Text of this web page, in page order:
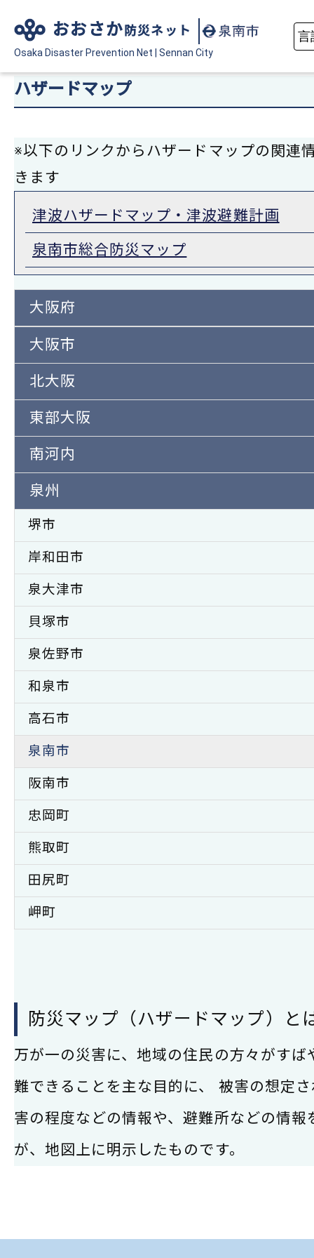
おおさか 防災ネット
Osaka Disaster Prevention Net Sennan City
ハザードマップ
※以下のリンクからハザードマップの関連
きます
津波ハザードマップ・津波避難計画
泉南市総合防災マップ
大阪府
大阪市
北大阪
東部大阪
南河内
泉州
堺市
岸和田市
泉大津市
貝塚市
泉佐野市
和泉市
高石市
泉南市
阪南市
忠岡町
熊取町
田尻町
岬町
防災マップ（ハザードマップ）と
万が一の災害に、地域の住民の方々がすば
難できることを主な目的に、 被害の想定
害の程度などの情報や、避難所などの情報
が、地図上に明示したものです。